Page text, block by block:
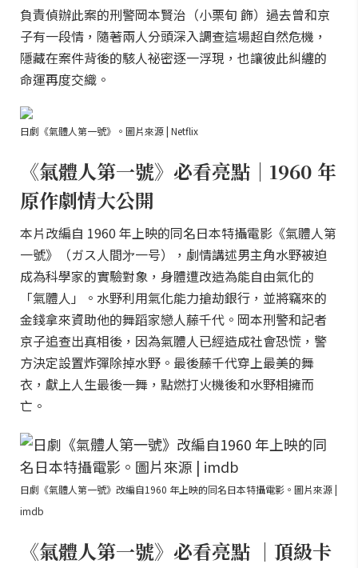
負責偵辦此案的刑警岡本賢治（小栗旬 飾）過去曾和京
子有一段情，隨著兩人分頭深入調查這場超自然危機，
隱藏在案件背後的駭人祕密逐一浮現，也讓彼此糾纏的
命運再度交織。
日劇《氣體人第一號》。圖片來源 | Netflix
《氣體人第一號》必看亮點｜1960 年
原作劇情大公開
本片改編自 1960 年上映的同名日本特攝電影《氣體人第
一號》（ガス人間㐧一号），劇情講述男主角水野被迫
成為科學家的實驗對象，身體遭改造為能自由氣化的
「氣體人」。水野利用氣化能力搶劫銀行，並將竊來的
金錢拿來資助他的舞蹈家戀人藤千代。岡本刑警和記者
京子追查出真相後，因為氣體人已經造成社會恐慌，警
方決定設置炸彈除掉水野。最後藤千代穿上最美的舞
衣，獻上人生最後一舞，點燃打火機後和水野相擁而
亡。
日劇《氣體人第一號》改編自1960 年上映的同名日本特攝電影。圖片來源 |
imdb
《氣體人第一號》必看亮點 ｜頂級卡